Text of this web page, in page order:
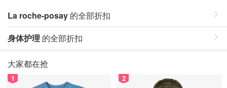
La roche-posay 的全部折扣
身体护理 的全部折扣
大家都在抢
1 2